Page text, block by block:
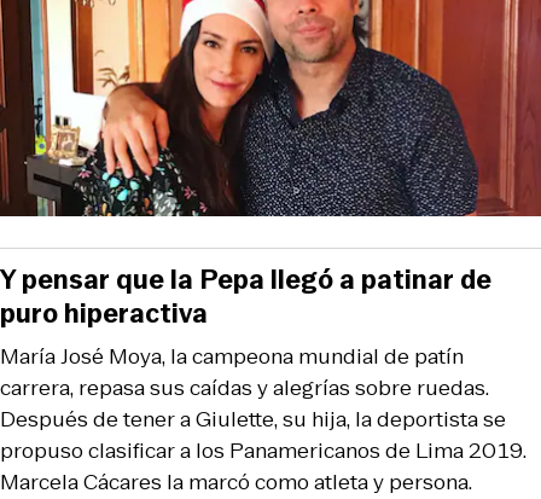
María José Moya, la campeona mundial de patín
carrera, repasa sus caídas y alegrías sobre ruedas.
Después de tener a Giulette, su hija, la deportista se
propuso clasificar a los Panamericanos de Lima 2019.
Marcela Cácares la marcó como atleta y persona.
Y pensar que la Pepa llegó a patinar de
puro hiperactiva